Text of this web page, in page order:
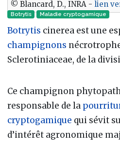
© Blancard, D., INRA - lien
Botrytis Maladie cryptogamique‎
Botrytis cinerea est une
champignons
Sclerotiniaceae, de la
Ce champignon
responsable de la
cryptogamique qui sévit
d’intérêt agronomique